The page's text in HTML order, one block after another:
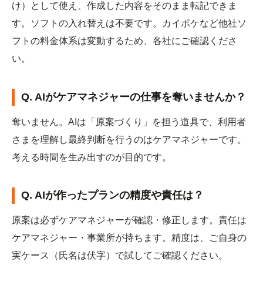
け）として使え、作成した内容をそのまま転記できま
す。ソフトの入れ替えは不要です。カイポケなど他社ソ
フトの料金体系は変動するため、各社にご確認くださ
い。
Q. AIがケアマネジャーの仕事を奪いませんか？
奪いません。AIは「原案づくり」を担う道具で、利用者
さまを理解し最終判断を行うのはケアマネジャーです。
考える時間を生み出すのが目的です。
Q. AIが作ったプランの精度や責任は？
原案は必ずケアマネジャーが確認・修正します。責任は
ケアマネジャー・事業所が持ちます。精度は、ご自身の
実ケース（氏名は伏字）で試してご確認ください。